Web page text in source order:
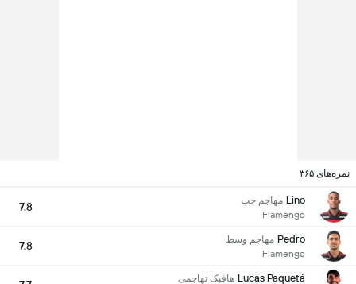
نمره‌های ۳۶۵
Lino مهاجم چپ
Flamengo
7.8
Pedro مهاجم وسط
Flamengo
7.8
Lucas Paquetá هافبک تهاجمی